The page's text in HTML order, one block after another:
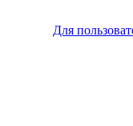
Для